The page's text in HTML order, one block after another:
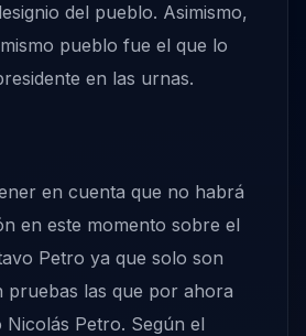
del pueblo. Asimismo,
pueblo fue el que lo
en las urnas.
en cuenta que no habrá
en este momento sobre el
Petro ya que solo son
pruebas las que por ahora
Nicolás Petro. Según el